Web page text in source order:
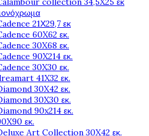
21Χ29,7 εκ
60X62 εκ.
30X68 εκ.
90X214 εκ.
30X30 εκ.
41X32 εκ.
30X42 εκ.
30X30 εκ.
90x214 εκ.
εκ.
Art Collection 30X42 εκ.